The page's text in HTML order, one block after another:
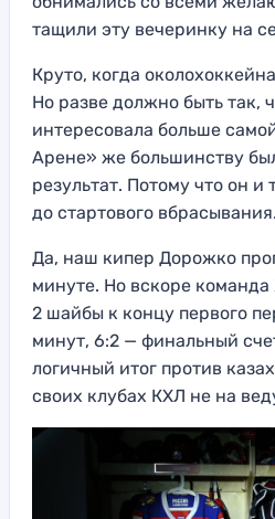
тащили эту вечеринку на
Круто, когда
Но разве должно быть так,
интересовала больше
Арене» же большинству
результат. Потому что он и
до стартового вбрасывания.
Да, наш кипер Дорожко
минуте. Но вскоре
2 шайбы к концу первого
минут, 6:2 — финальный
логичный итог против
своих клубах КХЛ не на